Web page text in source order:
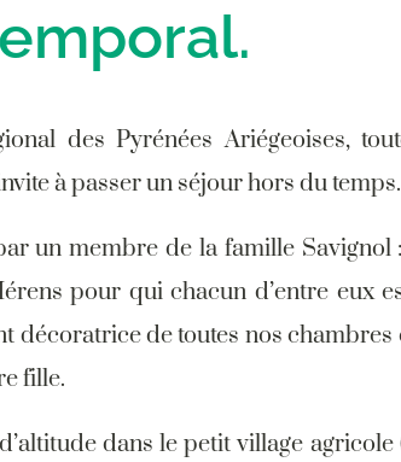
des Pyrénées Ariégeoises,
à passer un séjour hors du temps.
un membre de la famille Savignol
pour qui chacun d’entre eux
de toutes nos chambres
fille.
dans le petit village agricole